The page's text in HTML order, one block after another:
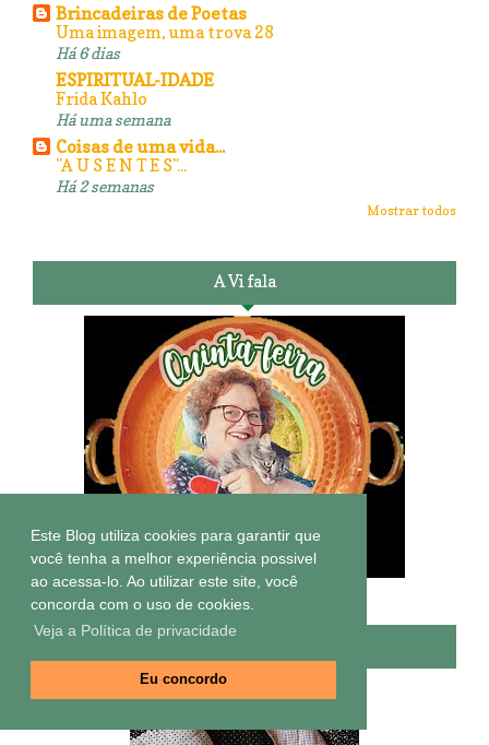
Este Blog utiliza cookies para garantir que
você tenha a melhor experiência possivel
ao acessa-lo. Ao utilizar este site, você
concorda com o uso de cookies.
Veja a Política de privacidade
Eu concordo
Brincadeiras de Poetas
Uma imagem, uma trova 28
Há 6 dias
ESPIRITUAL-IDADE
Frida Kahlo
Há uma semana
Coisas de uma vida...
"A U S E N T E S"...
Há 2 semanas
Mostrar todos
A Vi fala
Ana Kroetz - Artes lindas